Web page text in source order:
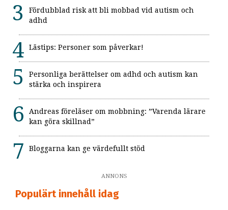
Fördubblad risk att bli mobbad vid autism och
adhd
Lästips: Personer som påverkar!
Personliga berättelser om adhd och autism kan
stärka och inspirera
Andreas föreläser om mobbning: ”Varenda lärare
kan göra skillnad”
Bloggarna kan ge värdefullt stöd
ANNONS
Populärt innehåll idag